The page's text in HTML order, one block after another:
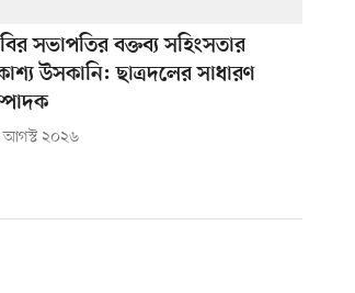
সভাপতির বক্তব্য সহিংসতার
উসকানি: ছাত্রদলের সাধারণ
২০২৬